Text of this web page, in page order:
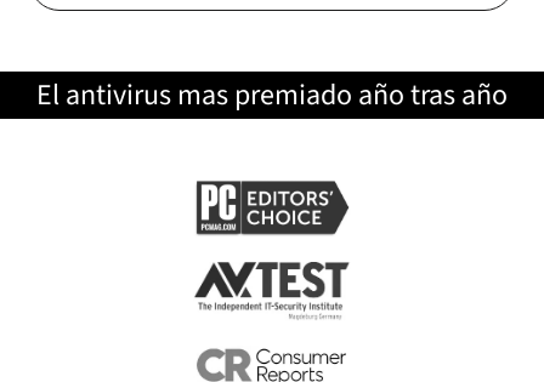
El antivirus mas premiado año tras año